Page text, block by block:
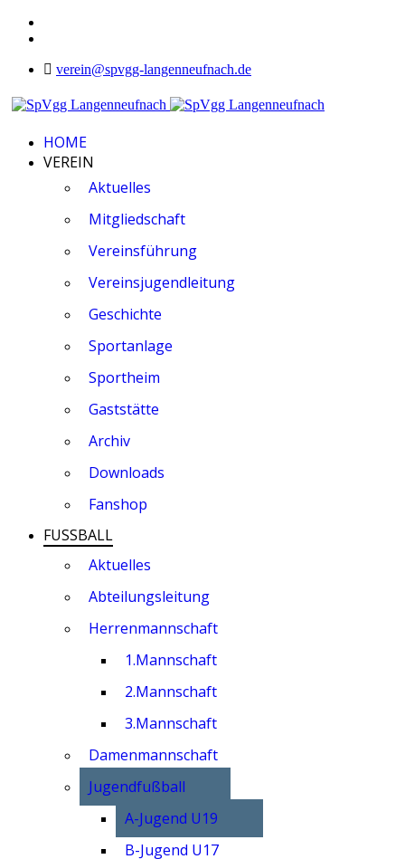
verein@spvgg-langenneufnach.de
HOME
VEREIN
Aktuelles
Mitgliedschaft
Vereinsführung
Vereinsjugendleitung
Geschichte
Sportanlage
Sportheim
Gaststätte
Archiv
Downloads
Fanshop
FUSSBALL
Aktuelles
Abteilungsleitung
Herrenmannschaft
1.Mannschaft
2.Mannschaft
3.Mannschaft
Damenmannschaft
Jugendfußball
A-Jugend U19
B-Jugend U17